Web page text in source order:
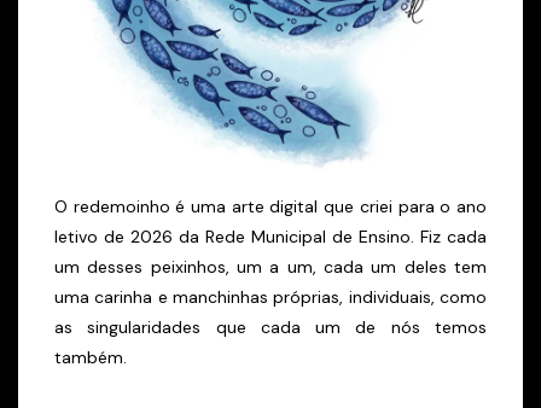
O redemoinho é uma arte digital que criei para o ano
letivo de 2026 da Rede Municipal de Ensino. Fiz cada
um desses peixinhos, um a um, cada um deles tem
uma carinha e manchinhas próprias, individuais, como
as singularidades que cada um de nós temos
também.